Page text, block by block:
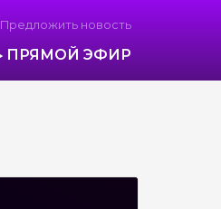
Предложить новость
ПРЯМОЙ ЭФИР